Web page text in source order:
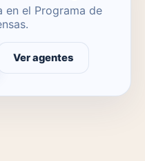
en el Programa de
Ver agentes